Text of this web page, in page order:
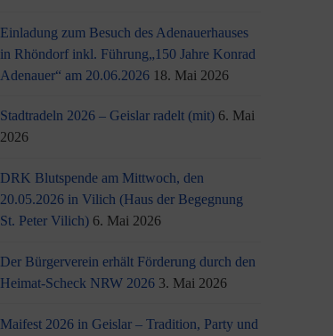
Einladung zum Besuch des Adenauerhauses
in Rhöndorf inkl. Führung„150 Jahre Konrad
Adenauer“ am 20.06.2026 18. Mai 2026
Stadtradeln 2026 – Geislar radelt (mit) 6. Mai
2026
DRK Blutspende am Mittwoch, den
20.05.2026 in Vilich (Haus der Begegnung
St. Peter Vilich) 6. Mai 2026
Der Bürgerverein erhält Förderung durch den
Heimat-Scheck NRW 2026 3. Mai 2026
Maifest 2026 in Geislar – Tradition, Party und